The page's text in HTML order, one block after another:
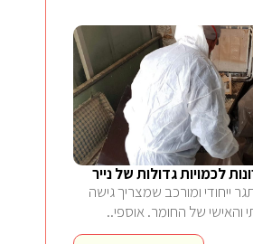
לכמויות גדולות של נייר
ייחודי ומורכב שמצריך גישה
והאישי של החומר. אוספי..